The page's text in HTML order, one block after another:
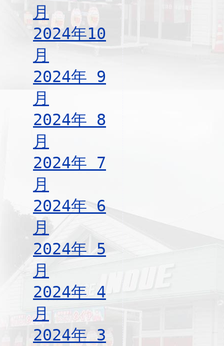
月
2024年10
月
2024年 9
月
2024年 8
月
2024年 7
月
2024年 6
月
2024年 5
月
2024年 4
月
2024年 3